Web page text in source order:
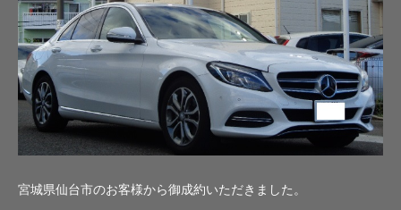
宮城県仙台市のお客様から御成約いただきました。